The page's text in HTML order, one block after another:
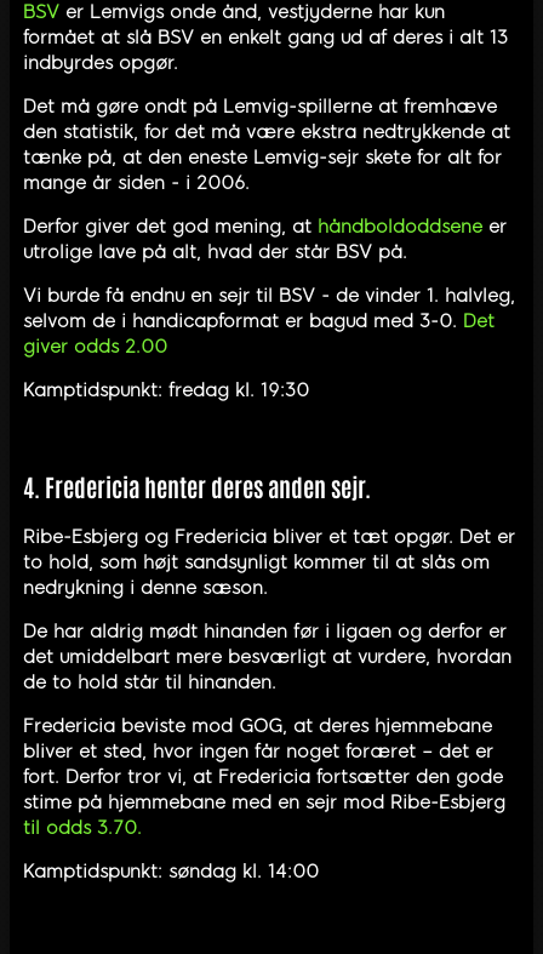
BSV er Lemvigs onde ånd, vestjyderne har kun
formået at slå BSV en enkelt gang ud af deres i alt 13
indbyrdes opgør.
Det må gøre ondt på Lemvig-spillerne at fremhæve
den statistik, for det må være ekstra nedtrykkende at
tænke på, at den eneste Lemvig-sejr skete for alt for
mange år siden - i 2006.
Derfor giver det god mening, at håndboldoddsene er
utrolige lave på alt, hvad der står BSV på.
Vi burde få endnu en sejr til BSV - de vinder 1. halvleg,
selvom de i handicapformat er bagud med 3-0. Det
giver odds 2.00
Kamptidspunkt: fredag kl. 19:30
4. Fredericia henter deres anden sejr.
Ribe-Esbjerg og Fredericia bliver et tæt opgør. Det er
to hold, som højt sandsynligt kommer til at slås om
nedrykning i denne sæson.
De har aldrig mødt hinanden før i ligaen og derfor er
det umiddelbart mere besværligt at vurdere, hvordan
de to hold står til hinanden.
Fredericia beviste mod GOG, at deres hjemmebane
bliver et sted, hvor ingen får noget foræret – det er
fort. Derfor tror vi, at Fredericia fortsætter den gode
stime på hjemmebane med en sejr mod Ribe-Esbjerg
til odds 3.70.
Kamptidspunkt: søndag kl. 14:00